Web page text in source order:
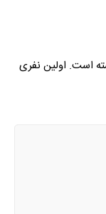
است. اولین نفری